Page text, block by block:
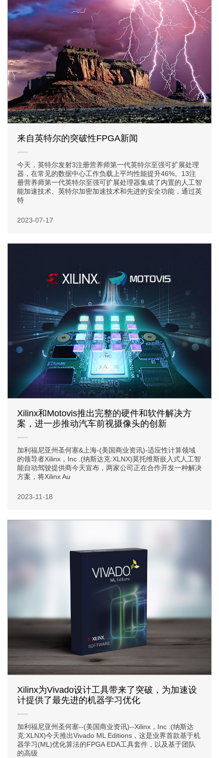
来自英特尔的突破性FPGA新闻
今天，英特尔发射3注册营养师第一代英特尔至强可扩展处理
器，在常见的数据中心工作负载上平均性能提升46%。13注
册营养师第一代英特尔至强可扩展处理器集成了内置的人工智
能加速技术、英特尔加密加速技术和先进的安全功能，通过英
特
2023-07-17
Xilinx和Motovis推出完整的硬件和软件解决方
案，进一步推动汽车前视摄像头的创新
加利福尼亚州圣何塞&上海-(美国商业资讯)-适应性计算领域
的领导者Xilinx，Inc .(纳斯达克:XLNX)莫托维斯嵌入式人工智
能自动驾驶提供商今天宣布，两家公司正在合作开发一种解决
方案，将Xilinx Au
2023-11-18
Xilinx为Vivado设计工具带来了突破，为加速设
计提供了最先进的机器学习优化
加利福尼亚州圣何塞--(美国商业资讯)--Xilinx，Inc .(纳斯达
克:XLNX)今天推出Vivado ML Editions，这是业界首款基于机
器学习(ML)优化算法的FPGA EDA工具套件，以及基于团队
的高级